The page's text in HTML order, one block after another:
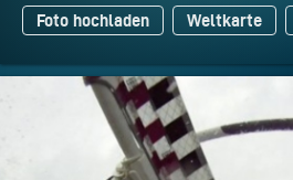
Foto hochladen Weltkarte